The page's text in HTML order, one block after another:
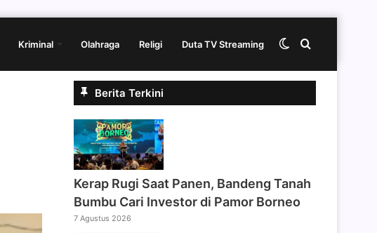
Kriminal Olahraga Religi Duta TV Streaming Cari
Switch
Berita Terkini
Kerap Rugi Saat Panen, Bandeng Tanah
Bumbu Cari Investor di Pamor Borneo
7 Agustus 2026